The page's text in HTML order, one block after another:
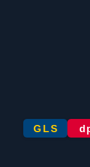
GLS